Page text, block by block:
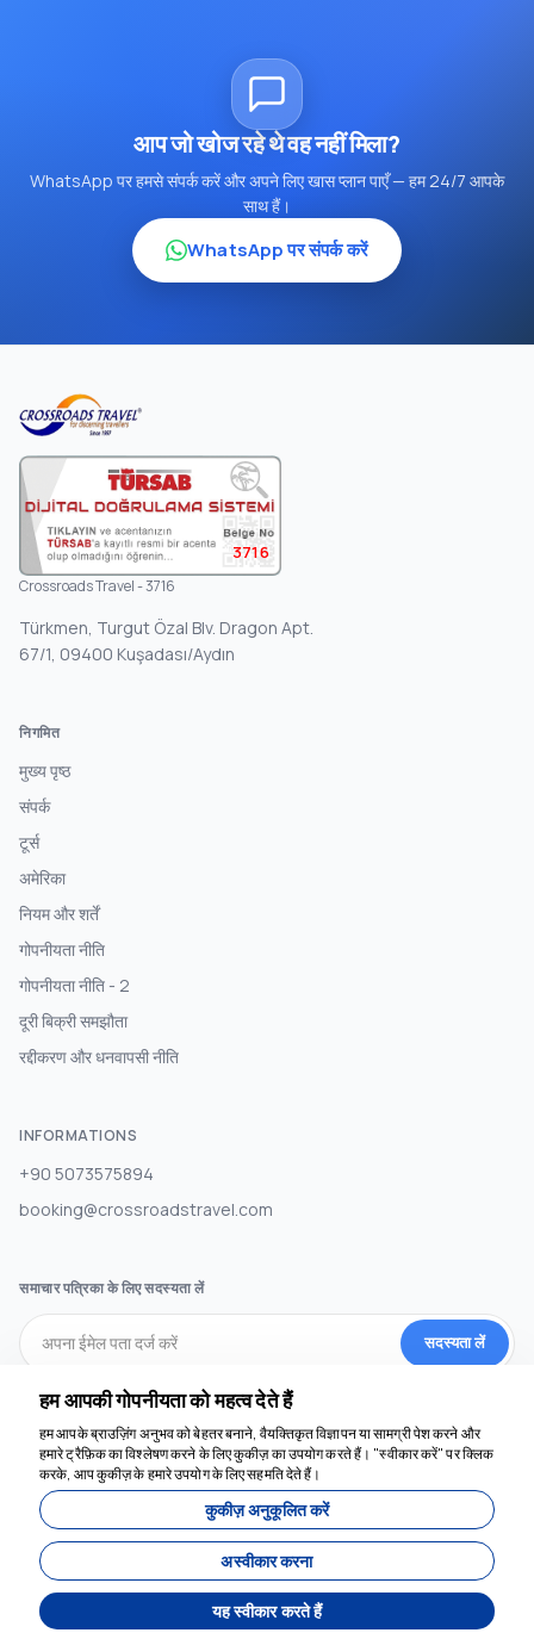
आप जो खोज रहे थे वह नहीं मिला?
WhatsApp पर हमसे संपर्क करें और अपने लिए खास प्लान पाएँ — हम 24/7 आपके
साथ हैं।
WhatsApp पर संपर्क करें
3716
Crossroads Travel - 3716
Türkmen, Turgut Özal Blv. Dragon Apt.
67/1, 09400 Kuşadası/Aydın
निगमित
मुख्य पृष्ठ
संपर्क
टूर्स
अमेरिका
नियम और शर्तें
गोपनीयता नीति
गोपनीयता नीति - 2
दूरी बिक्री समझौता
रद्दीकरण और धनवापसी नीति
INFORMATIONS
+90 5073575894
booking@crossroadstravel.com
समाचार पत्रिका के लिए सदस्यता लें
सदस्यता लें
सामाजिक मीडिया
हम आपकी गोपनीयता को महत्व देते हैं
हम आपके ब्राउज़िंग अनुभव को बेहतर बनाने, वैयक्तिकृत विज्ञापन या सामग्री पेश करने और
हमारे ट्रैफ़िक का विश्लेषण करने के लिए कुकीज़ का उपयोग करते हैं। "स्वीकार करें" पर क्लिक
करके, आप कुकीज़ के हमारे उपयोग के लिए सहमति देते हैं।
कुकीज़ अनुकूलित करें
अस्वीकार करना
यह स्वीकार करते हैं